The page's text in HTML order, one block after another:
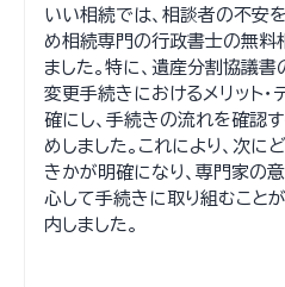
いい相続では、相談者の不安
め相続専門の行政書士の無料
ました。特に、遺産分割協議
変更手続きにおけるメリット・
確にし、手続きの流れを確認
めしました。これにより、次に
きかが明確になり、専門家の
心して手続きに取り組むこと
内しました。